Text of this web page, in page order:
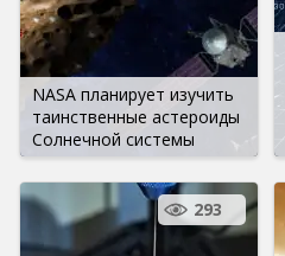
NASA планирует изучить
таинственные астероиды
Солнечной системы
293